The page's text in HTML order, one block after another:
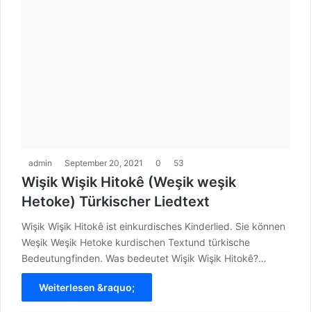
admin September 20, 2021 0 53
Wişik Wişik Hitokê (Weşik weşik
Hetoke) Türkischer Liedtext
Wişik Wişik Hitokê ist einkurdisches Kinderlied. Sie können
Weşik Weşik Hetoke kurdischen Textund türkische
Bedeutungfinden. Was bedeutet Wişik Wişik Hitokê?…
Weiterlesen &raquo;